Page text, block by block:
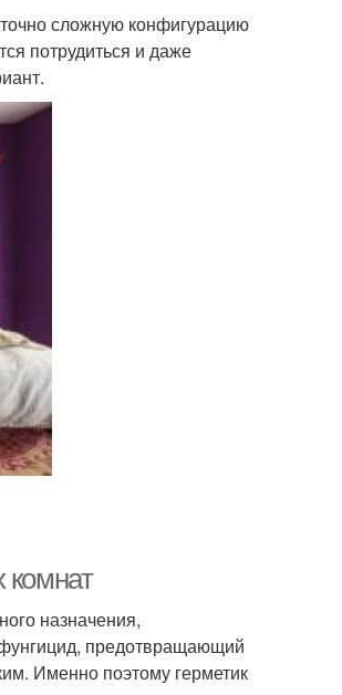
сложную конфигурацию
потрудиться и даже
назначения,
предотвращающий
Именно поэтому герметик